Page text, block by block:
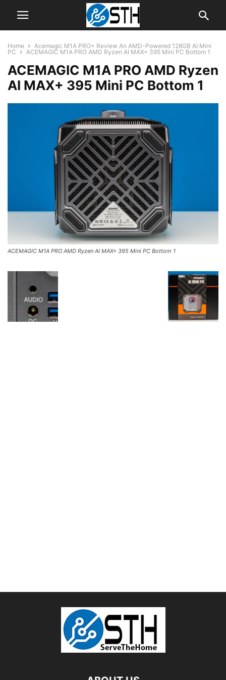
Home
Acemagic M1A PRO+ Review An AMD-Powered 128GB AI Mini
PC
ACEMAGIC M1A PRO AMD Ryzen AI MAX+ 395 Mini PC Bottom 1
ACEMAGIC M1A PRO AMD Ryzen
AI MAX+ 395 Mini PC Bottom 1
ACEMAGIC M1A PRO AMD Ryzen AI MAX+ 395 Mini PC Bottom 1